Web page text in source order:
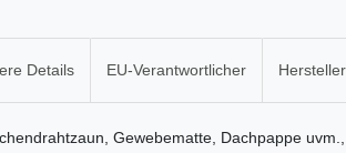
Details EU-Verantwortlicher Hersteller
Gewebematte, Dachpappe uvm.,